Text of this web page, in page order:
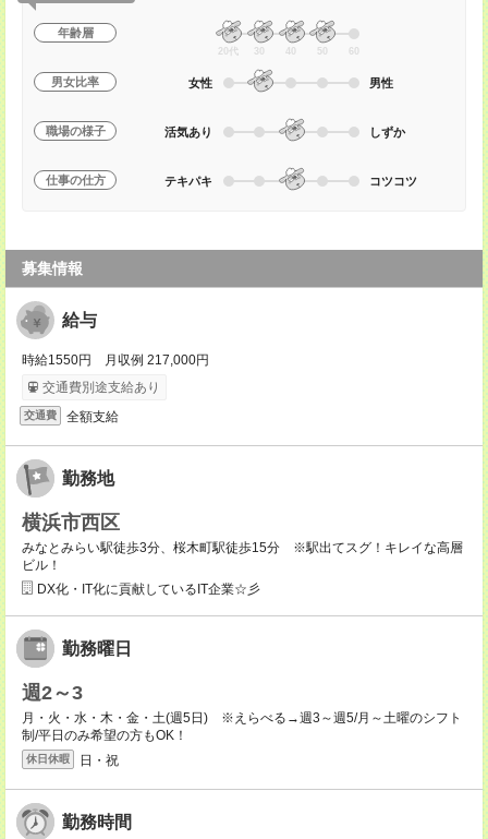
年齢層
20代 30 40 50 60
男女比率 女性 男性
職場の様子 活気あり しずか
仕事の仕方 テキパキ コツコツ
募集情報
給与
時給1550円 月収例 217,000円
交通費別途支給あり
交通費 全額支給
勤務地
横浜市西区
みなとみらい駅徒歩3分、桜木町駅徒歩15分 ※駅出てスグ！キレイな高層
ビル！
DX化・IT化に貢献しているIT企業☆彡
勤務曜日
週2～3
月・火・水・木・金・土(週5日) ※えらべる→週3～週5/月～土曜のシフト
制/平日のみ希望の方もOK！
休日休暇 日・祝
勤務時間